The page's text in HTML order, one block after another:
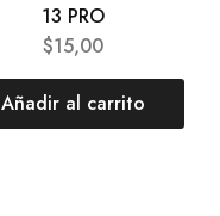
13 PRO
$15,00
Añadir al carrito